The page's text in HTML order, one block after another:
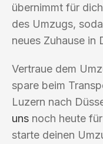
übernimmt für
des Umzugs,
neues Zuhause in
Vertraue dem
spare beim
Luzern nach
uns noch heute
starte deinen